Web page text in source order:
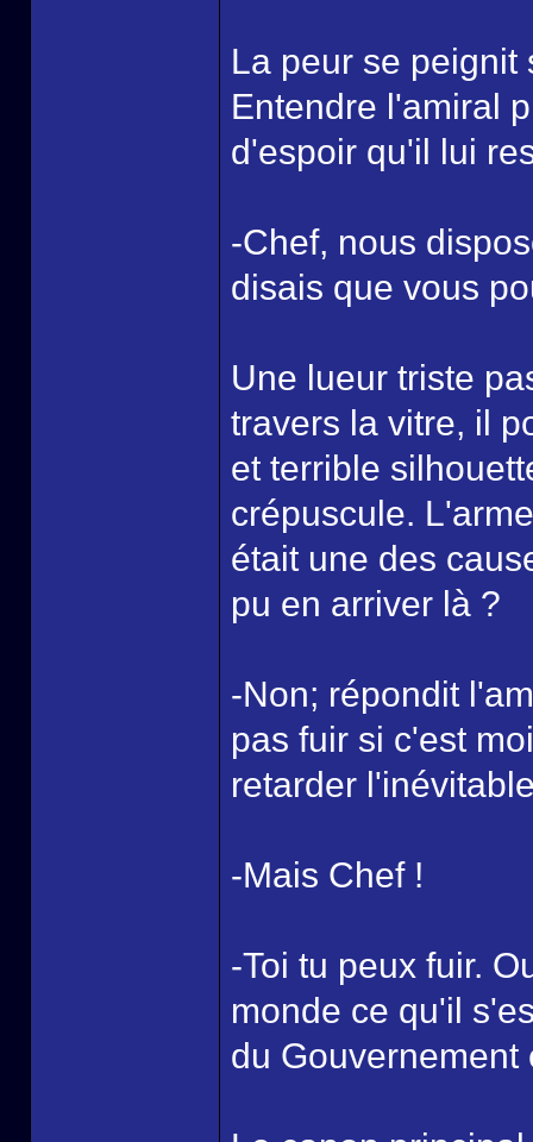
La peur se peignit
Entendre l'amiral
d'espoir qu'il lui
-Chef, nous
disais que vous
Une lueur triste
travers la vitre, il
et terrible
crépuscule.
était une des
pu en arriver là ?
-Non; répondit
pas fuir si c'est
retarder
-Mais Chef !
-Toi tu peux fuir.
monde ce qu'il
du Gouvernement